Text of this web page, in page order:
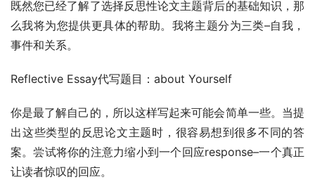
既然您已经了解了选择反思性论文主题背后的基础知识，那
么我将为您提供更具体的帮助。我将主题分为三类–自我，
事件和关系。
Reflective Essay代写题目：about Yourself
你是最了解自己的，所以这样写起来可能会简单一些。当提
出这些类型的反思论文主题时，很容易想到很多不同的答
案。尝试将你的注意力缩小到一个回应response–一个真正
让读者惊叹的回应。